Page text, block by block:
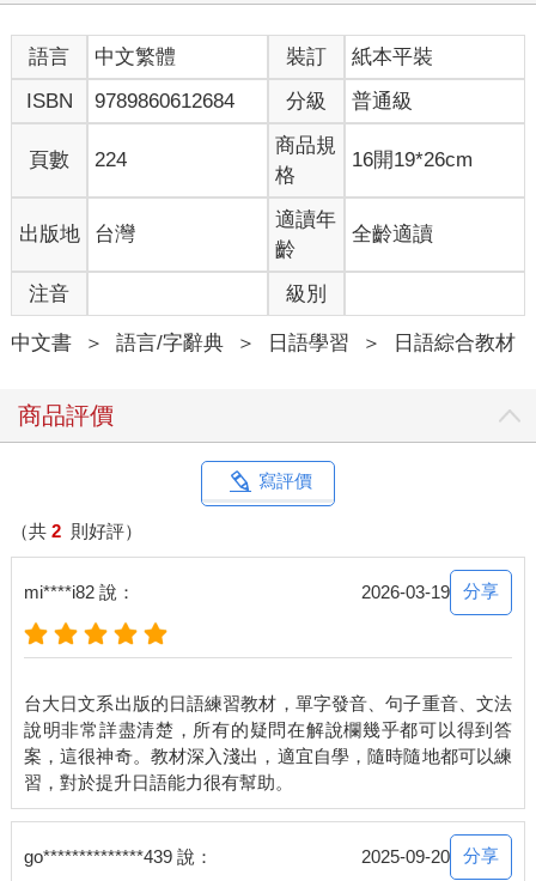
語言 中文繁體 裝訂
紙本平裝
ISBN
9789860612684 分級 普通級
頁數 224
商品規
格
16開19*26cm
出版地 台灣
適讀年
齡
全齡適讀
注音 級別
中文書 ＞ 語言/字辭典 ＞ 日語學習 ＞ 日語綜合教材
商品評價
寫評價
（共 2 則好評）
mi****i82 說： 2026-03-19 分享
台大日文系出版的日語練習教材，單字發音、句子重音、文法
說明非常詳盡清楚，所有的疑問在解說欄幾乎都可以得到答
案，這很神奇。教材深入淺出，適宜自學，隨時隨地都可以練
go**************439 說： 2025-09-20 分享